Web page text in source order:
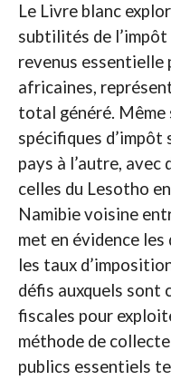
Le Livre blanc
subtilités de l’impôt
revenus essentielle
africaines,
total généré.
spécifiques
pays à l’autre,
celles du Lesotho
Namibie voisine
met en évidence
les taux
défis auxquels
fiscales pour
méthode de
publics essentiels